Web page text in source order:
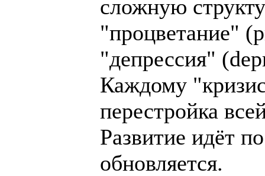
сложную
"процветание"
"депрессия"
Каждому
перестройка
Развитие идёт
обновляется.